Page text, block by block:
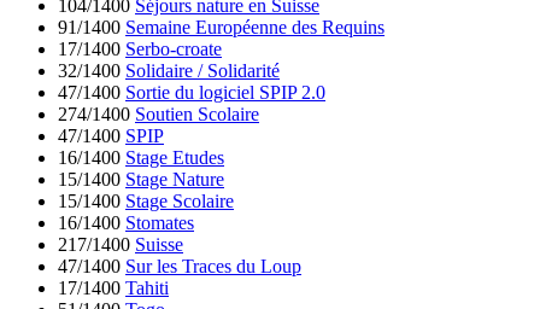
104/1400 Séjours nature en Suisse
91/1400 Semaine Européenne des Requins
17/1400 Serbo-croate
32/1400 Solidaire / Solidarité
47/1400 Sortie du logiciel SPIP 2.0
274/1400 Soutien Scolaire
47/1400 SPIP
16/1400 Stage Etudes
15/1400 Stage Nature
15/1400 Stage Scolaire
16/1400 Stomates
217/1400 Suisse
47/1400 Sur les Traces du Loup
17/1400 Tahiti